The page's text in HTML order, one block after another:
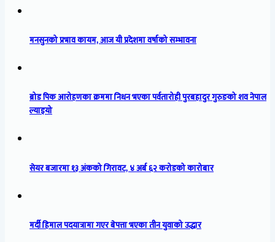
मनसुनको प्रभाव कायम, आज यी प्रदेशमा वर्षाको सम्भावना
ब्रोड पिक आरोहणका क्रममा निधन भएका पर्वतारोही पुरबहादुर गुरुङको शव नेपाल
ल्याइयो
सेयर बजारमा १३ अंकको गिरावट, ४ अर्ब ६२ करोडको कारोबार
मर्दी हिमाल पदयात्रामा गएर बेपत्ता भएका तीन युवाको उद्धार